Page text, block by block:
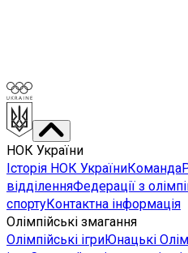
НОК України
Історія НОК УкраїниКоманда
відділенняФедерації з
спортуКонтактна інформація
Олімпійські змагання
Олімпійські ігриЮнацькі